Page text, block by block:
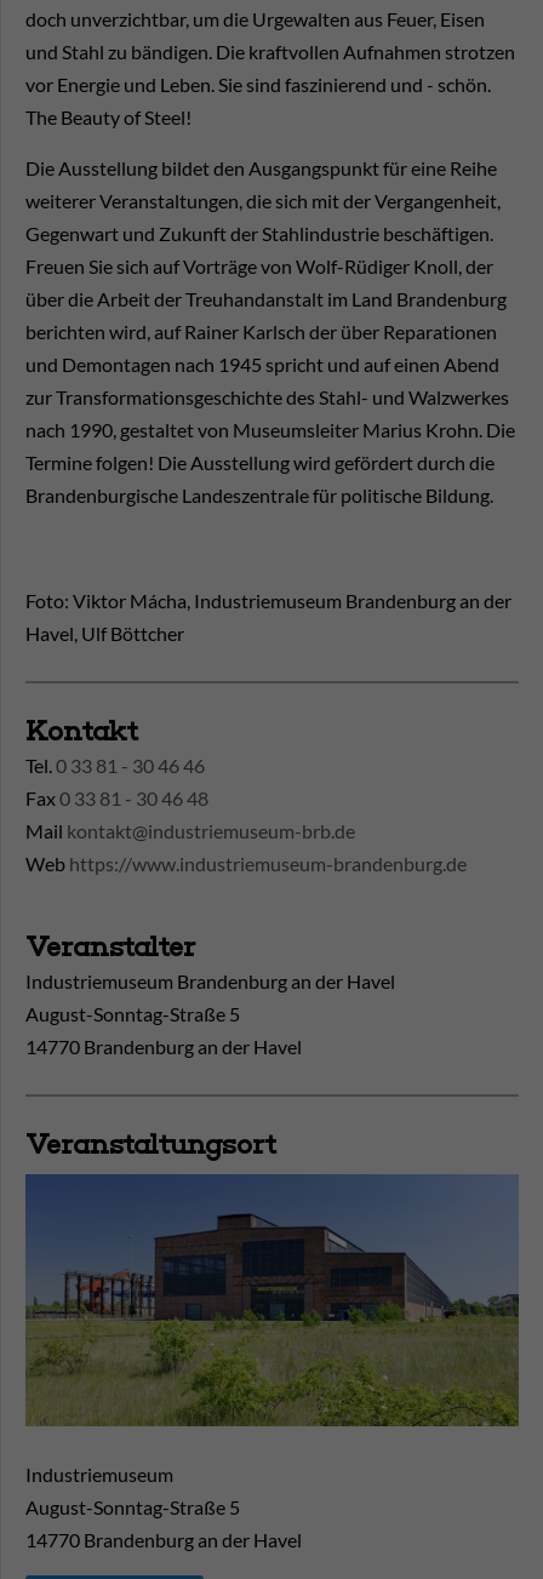
doch unverzichtbar, um die Urgewalten aus Feuer, Eisen
und Stahl zu bändigen. Die kraftvollen Aufnahmen strotzen
vor Energie und Leben. Sie sind faszinierend und - schön.
The Beauty of Steel!
Die Ausstellung bildet den Ausgangspunkt für eine Reihe
weiterer Veranstaltungen, die sich mit der Vergangenheit,
Gegenwart und Zukunft der Stahlindustrie beschäftigen.
Freuen Sie sich auf Vorträge von Wolf-Rüdiger Knoll, der
über die Arbeit der Treuhandanstalt im Land Brandenburg
berichten wird, auf Rainer Karlsch der über Reparationen
und Demontagen nach 1945 spricht und auf einen Abend
zur Transformationsgeschichte des Stahl- und Walzwerkes
nach 1990, gestaltet von Museumsleiter Marius Krohn. Die
Termine folgen! Die Ausstellung wird gefördert durch die
Brandenburgische Landeszentrale für politische Bildung.
Foto: Viktor Mácha, Industriemuseum Brandenburg an der
Havel, Ulf Böttcher
Kontakt
Tel.0 33 81 - 30 46 46
Fax0 33 81 - 30 46 48
Mail kontakt@industriemuseum-brb.de
Web https://www.industriemuseum-brandenburg.de
Veranstalter
Industriemuseum Brandenburg an der Havel
August-Sonntag-Straße 5
14770 Brandenburg an der Havel
Veranstaltungsort
Industriemuseum
August-Sonntag-Straße 5
14770 Brandenburg an der Havel